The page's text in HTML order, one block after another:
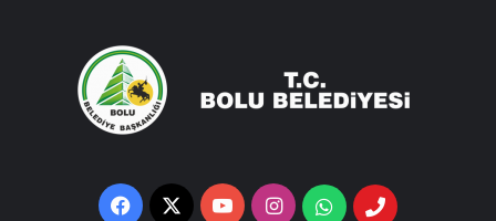
Facebook
X YouTubeInstagramWhatsappTelefon